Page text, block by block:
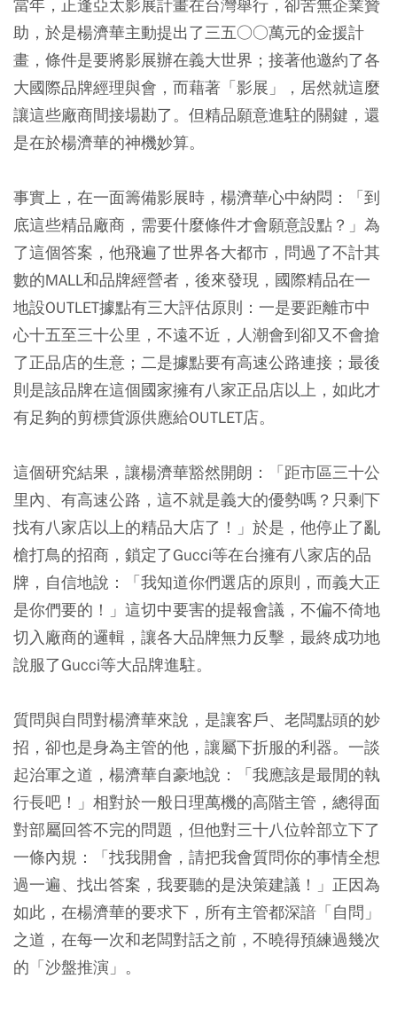
當年，正逢亞太影展計畫在台灣舉行，卻苦無企業贊
助，於是楊濟華主動提出了三五○○萬元的金援計
畫，條件是要將影展辦在義大世界；接著他邀約了各
大國際品牌經理與會，而藉著「影展」，居然就這麼
讓這些廠商間接場勘了。但精品願意進駐的關鍵，還
是在於楊濟華的神機妙算。
事實上，在一面籌備影展時，楊濟華心中納悶：「到
底這些精品廠商，需要什麼條件才會願意設點？」為
了這個答案，他飛遍了世界各大都市，問過了不計其
數的MALL和品牌經營者，後來發現，國際精品在一
地設OUTLET據點有三大評估原則：一是要距離市中
心十五至三十公里，不遠不近，人潮會到卻又不會搶
了正品店的生意；二是據點要有高速公路連接；最後
則是該品牌在這個國家擁有八家正品店以上，如此才
有足夠的剪標貨源供應給OUTLET店。
這個研究結果，讓楊濟華豁然開朗：「距市區三十公
里內、有高速公路，這不就是義大的優勢嗎？只剩下
找有八家店以上的精品大店了！」於是，他停止了亂
槍打鳥的招商，鎖定了Gucci等在台擁有八家店的品
牌，自信地說：「我知道你們選店的原則，而義大正
是你們要的！」這切中要害的提報會議，不偏不倚地
切入廠商的邏輯，讓各大品牌無力反擊，最終成功地
說服了Gucci等大品牌進駐。
質問與自問對楊濟華來說，是讓客戶、老闆點頭的妙
招，卻也是身為主管的他，讓屬下折服的利器。一談
起治軍之道，楊濟華自豪地說：「我應該是最閒的執
行長吧！」相對於一般日理萬機的高階主管，總得面
對部屬回答不完的問題，但他對三十八位幹部立下了
一條內規：「找我開會，請把我會質問你的事情全想
過一遍、找出答案，我要聽的是決策建議！」正因為
如此，在楊濟華的要求下，所有主管都深諳「自問」
之道，在每一次和老闆對話之前，不曉得預練過幾次
的「沙盤推演」。